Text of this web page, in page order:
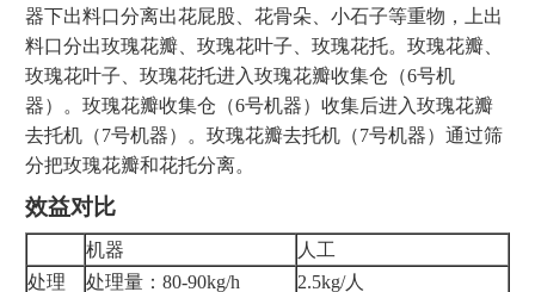
器下出料口分离出花屁股、花骨朵、小石子等重物，上出
料口分出玫瑰花瓣、玫瑰花叶子、玫瑰花托。玫瑰花瓣、
玫瑰花叶子、玫瑰花托进入玫瑰花瓣收集仓（6号机
器）。玫瑰花瓣收集仓（6号机器）收集后进入玫瑰花瓣
去托机（7号机器）。玫瑰花瓣去托机（7号机器）通过筛
分把玫瑰花瓣和花托分离。
效益对比
机器
人工
处理
处理量：80-90kg/h
2.5kg/人